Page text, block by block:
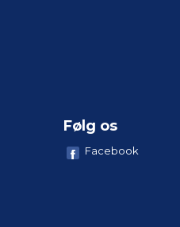
Følg os
Facebook